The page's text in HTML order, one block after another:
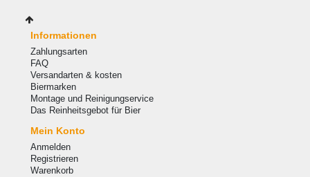
Informationen
Zahlungsarten
FAQ
Versandarten & kosten
Biermarken
Montage und Reinigungservice
Das Reinheitsgebot für Bier
Mein Konto
Anmelden
Registrieren
Warenkorb